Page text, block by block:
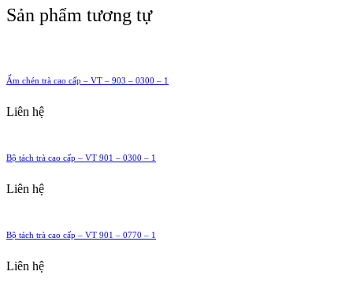
Sản phẩm tương tự
Ấm chén trà cao cấp – VT – 903 – 0300 – 1
Liên hệ
Bộ tách trà cao cấp – VT 901 – 0300 – 1
Liên hệ
Bộ tách trà cao cấp – VT 901 – 0770 – 1
Liên hệ